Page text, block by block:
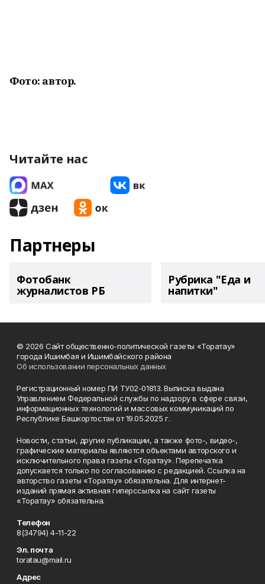
Фото: автор.
Читайте нас
Партнеры
Фотобанк
журналистов РБ
Рубрика "Еда и
напитки"
© 2026 Сайт общественно-политической газеты «Торатау»
города Ишимбая и Ишимбайского района
Об использовании персональных данных
Регистрационный номер ПИ ТУ02-01813. Выписка выдана
Управлением Федеральной службы по надзору в сфере связи,
информационных технологий и массовых коммуникаций по
Республике Башкортостан от 19.05.2025 г.
Новости, статьи, другие публикации, а также фото-, видео-,
графические материалы являются объектами авторского и
исключительного права газеты «Торатау». Перепечатка
допускается только по согласованию с редакцией. Ссылка на
авторство газеты «Торатау» обязательна. Для интернет-
изданий прямая активная гиперссылка на сайт газеты
«Торатау» обязательна.
Телефон
8(34794) 4-11-22
Эл. почта
toratau@mail.ru
Адрес